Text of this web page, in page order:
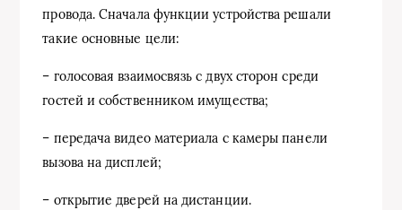
провода. Сначала функции устройства решали
такие основные цели:
– голосовая взаимосвязь с двух сторон среди
гостей и собственником имущества;
– передача видео материала с камеры панели
вызова на дисплей;
– открытие дверей на дистанции.